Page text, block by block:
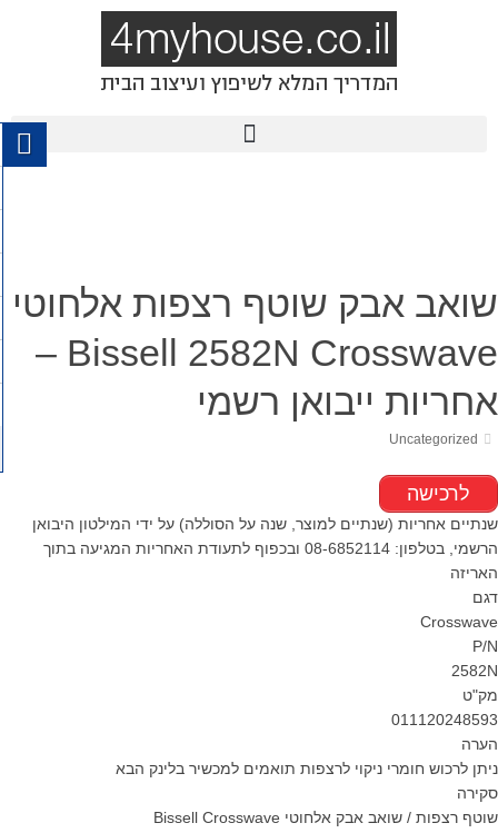
שואב אבק שוטף רצפות אלחוטי
Bissell 2582N Crosswave –
אחריות ייבואן רשמי
Uncategorized
לרכישה
שנתיים אחריות (שנתיים למוצר, שנה על הסוללה) על ידי המילטון היבואן
הרשמי, בטלפון: 08-6852114 ובכפוף לתעודת האחריות המגיעה בתוך
האריזה
דגם
Crosswave
P/N
2582N
מק"ט
011120248593
הערה
ניתן לרכוש חומרי ניקוי לרצפות תואמים למכשיר בלינק הבא
סקירה
שוטף רצפות / שואב אבק אלחוטי Bissell Crosswave